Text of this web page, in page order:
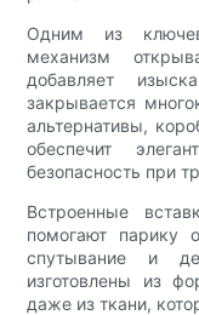
Одним из
механизм
добавляет
закрывается
альтернативы,
обеспечит
безопасность при
Встроенные
помогают парику
спутывание и
изготовлены из
даже из ткани,